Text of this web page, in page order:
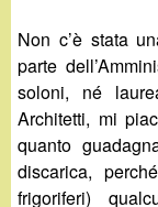
Non c’è stata
parte
soloni, né
Architetti, mi
quanto
discarica,
frigoriferi)